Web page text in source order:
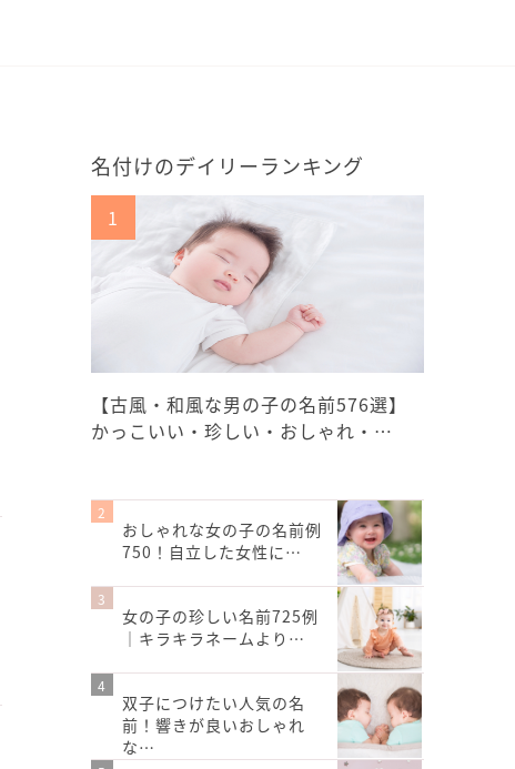
名付けのデイリーランキング
【古風・和風な男の子の名前576選】
かっこいい・珍しい・おしゃれ・…
おしゃれな女の子の名前例
750！自立した女性に…
女の子の珍しい名前725例
｜キラキラネームより…
双子につけたい人気の名
前！響きが良いおしゃれ
な…